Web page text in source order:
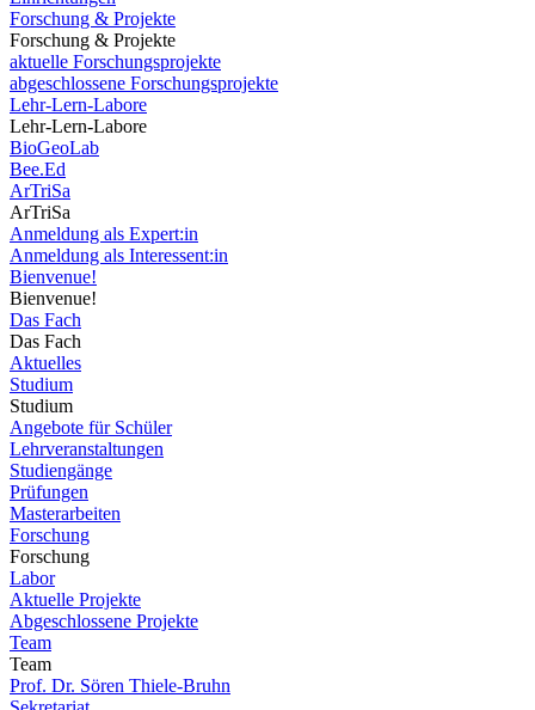
Forschung & Projekte
Forschung & Projekte
aktuelle Forschungsprojekte
abgeschlossene Forschungsprojekte
Lehr-Lern-Labore
Lehr-Lern-Labore
BioGeoLab
Bee.Ed
ArTriSa
ArTriSa
Anmeldung als Expert:in
Anmeldung als Interessent:in
Bienvenue!
Bienvenue!
Das Fach
Das Fach
Aktuelles
Studium
Studium
Angebote für Schüler
Lehrveranstaltungen
Studiengänge
Prüfungen
Masterarbeiten
Forschung
Forschung
Labor
Aktuelle Projekte
Abgeschlossene Projekte
Team
Team
Prof. Dr. Sören Thiele-Bruhn